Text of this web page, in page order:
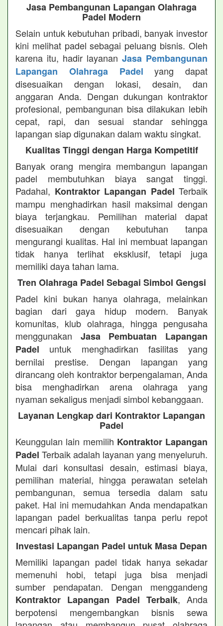
Jasa Pembangunan Lapangan Olahraga
Padel Modern
Selain untuk kebutuhan pribadi, banyak investor
kini melihat padel sebagai peluang bisnis. Oleh
karena itu, hadir layanan Jasa Pembangunan
Lapangan Olahraga Padel yang dapat
disesuaikan dengan lokasi, desain, dan
anggaran Anda. Dengan dukungan kontraktor
profesional, pembangunan bisa dilakukan lebih
cepat, rapi, dan sesuai standar sehingga
lapangan siap digunakan dalam waktu singkat.
Kualitas Tinggi dengan Harga Kompetitif
Banyak orang mengira membangun lapangan
padel membutuhkan biaya sangat tinggi.
Padahal, Kontraktor Lapangan Padel Terbaik
mampu menghadirkan hasil maksimal dengan
biaya terjangkau. Pemilihan material dapat
disesuaikan dengan kebutuhan tanpa
mengurangi kualitas. Hal ini membuat lapangan
tidak hanya terlihat eksklusif, tetapi juga
memiliki daya tahan lama.
Tren Olahraga Padel Sebagai Simbol Gengsi
Padel kini bukan hanya olahraga, melainkan
bagian dari gaya hidup modern. Banyak
komunitas, klub olahraga, hingga pengusaha
menggunakan Jasa Pembuatan Lapangan
Padel untuk menghadirkan fasilitas yang
bernilai prestise. Dengan lapangan yang
dirancang oleh kontraktor berpengalaman, Anda
bisa menghadirkan arena olahraga yang
nyaman sekaligus menjadi simbol kebanggaan.
Layanan Lengkap dari Kontraktor Lapangan
Padel
Keunggulan lain memilih Kontraktor Lapangan
Padel Terbaik adalah layanan yang menyeluruh.
Mulai dari konsultasi desain, estimasi biaya,
pemilihan material, hingga perawatan setelah
pembangunan, semua tersedia dalam satu
paket. Hal ini memudahkan Anda mendapatkan
lapangan padel berkualitas tanpa perlu repot
mencari pihak lain.
Investasi Lapangan Padel untuk Masa Depan
Memiliki lapangan padel tidak hanya sekadar
memenuhi hobi, tetapi juga bisa menjadi
sumber pendapatan. Dengan menggandeng
Kontraktor Lapangan Padel Terbaik, Anda
berpotensi mengembangkan bisnis sewa